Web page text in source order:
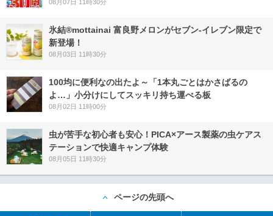
08月07日 11時30分
氷結®mottainai 富良野メロンがセブン‐イレブン限定で
新登場！
08月03日 11時30分
100均に便利なの出たよ～「1本丸ごとはかさばるの
よ…」小分けにしてスッキリ持ち運べる板
08月02日 11時00分
虫が苦手な初心者も安心！PICA×アース製薬の虫ケアス
テーションで快適キャンプ体験
08月05日 11時30分
ページの先頭へ